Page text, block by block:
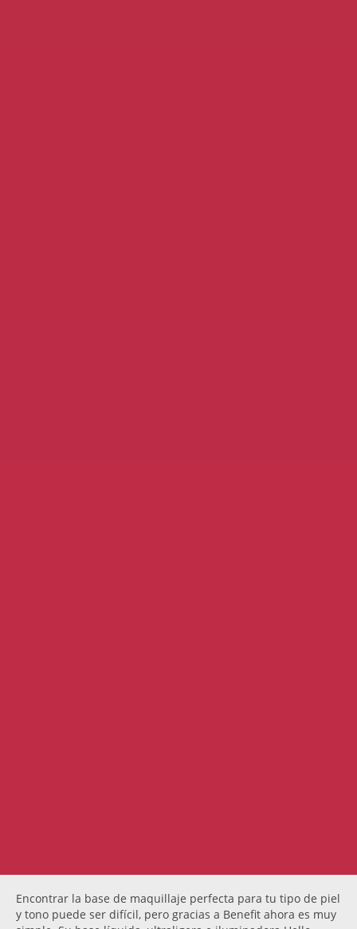
Encontrar la base de maquillaje perfecta para tu tipo de piel
y tono puede ser difícil, pero gracias a Benefit ahora es muy